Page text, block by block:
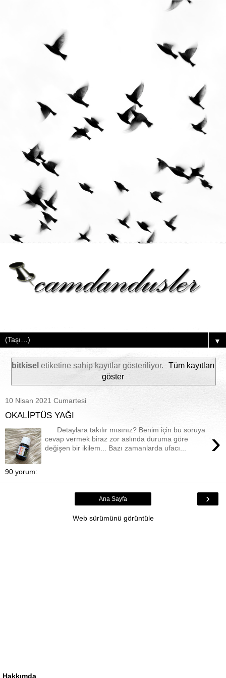
▼
bitkisel etiketine sahip kayıtlar gösteriliyor.
Tüm kayıtları
göster
10 Nisan 2021 Cumartesi
OKALİPTÜS YAĞI
›
Detaylara takılır mısınız? Benim için bu soruya
cevap vermek biraz zor aslında duruma göre
değişen bir ikilem... Bazı zamanlarda ufacı...
90 yorum:
›
Ana Sayfa
Web sürümünü görüntüle
Hakkımda